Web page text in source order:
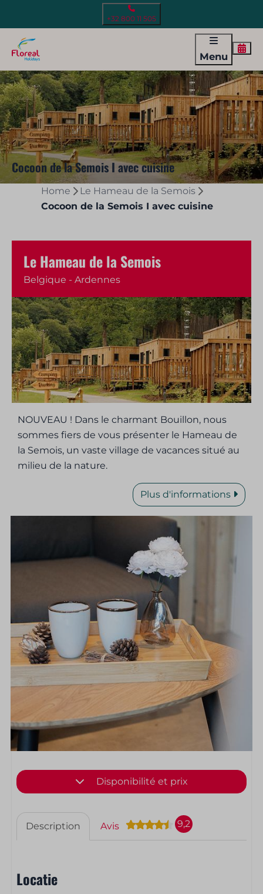
+32 800 11 505
Menu
Cocoon de la Semois I avec cuisine
Home
Le Hameau de la Semois
Cocoon de la Semois I avec cuisine
Le Hameau de la Semois
Belgique - Ardennes
NOUVEAU ! Dans le charmant Bouillon, nous
sommes fiers de vous présenter le Hameau de
la Semois, un vaste village de vacances situé au
milieu de la nature.
Plus d'informations
Disponibilité et prix
Description Avis 9,2
Locatie